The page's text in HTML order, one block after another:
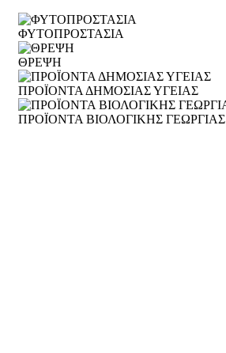
ΦΥΤΟΠΡΟΣΤΑΣΙΑ
ΘΡΕΨΗ
ΠΡΟΪΟΝΤΑ ΔΗΜΟΣΙΑΣ ΥΓΕΙΑΣ
ΠΡΟΪΟΝΤΑ ΒΙΟΛΟΓΙΚΗΣ ΓΕΩΡΓΙΑΣ